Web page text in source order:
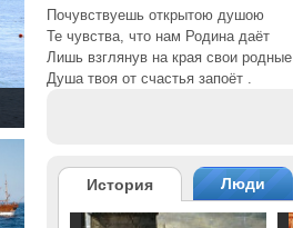
Почувствуешь открытою душою
Те чувства, что нам Родина даёт
Лишь взглянув на края свои родные
Душа твоя от счастья запоёт .
История Люди